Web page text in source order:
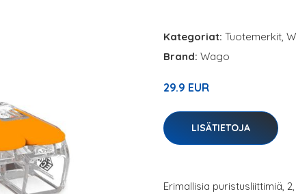
Kategoriat: Tuotemerkit,
Brand: Wago
29.9 EUR
LISÄTIETOJA
Erimallisia puristusliittimiä,